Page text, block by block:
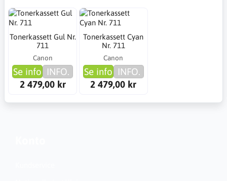
Tonerkassett Gul Nr.
711
Canon
Se info INFO.
2 479,00 kr
Tonerkassett Cyan
Nr. 711
Canon
Se info INFO.
2 479,00 kr